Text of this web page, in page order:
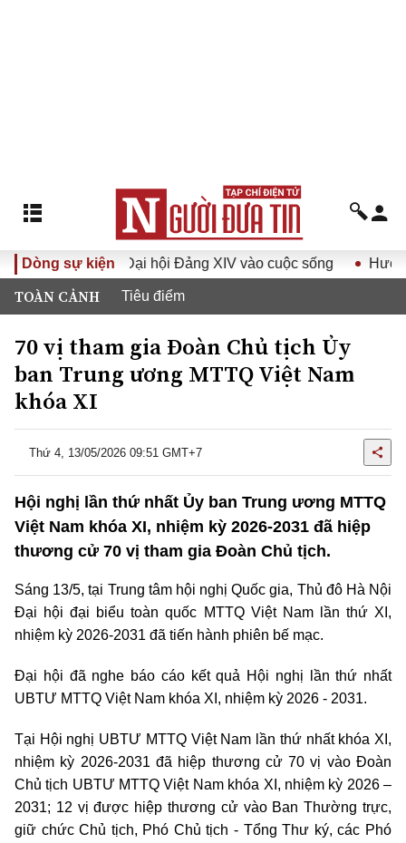
Dòng sự kiện
quyết Đại hội Đảng XIV vào cuộc sống Hướng tới Đại
TOÀN CẢNH Tiêu điểm
70 vị tham gia Đoàn Chủ tịch Ủy
ban Trung ương MTTQ Việt Nam
khóa XI
Thứ 4, 13/05/2026 09:51 GMT+7
Hội nghị lần thứ nhất Ủy ban Trung ương MTTQ
Việt Nam khóa XI, nhiệm kỳ 2026-2031 đã hiệp
thương cử 70 vị tham gia Đoàn Chủ tịch.
Sáng 13/5, tại Trung tâm hội nghị Quốc gia, Thủ đô Hà Nội
Đại hội đại biểu toàn quốc MTTQ Việt Nam lần thứ XI,
nhiệm kỳ 2026-2031 đã tiến hành phiên bế mạc.
Đại hội đã nghe báo cáo kết quả Hội nghị lần thứ nhất
UBTƯ MTTQ Việt Nam khóa XI, nhiệm kỳ 2026 - 2031.
Tại Hội nghị UBTƯ MTTQ Việt Nam lần thứ nhất khóa XI,
nhiệm kỳ 2026-2031 đã hiệp thương cử 70 vị vào Đoàn
Chủ tịch UBTƯ MTTQ Việt Nam khóa XI, nhiệm kỳ 2026 –
2031; 12 vị được hiệp thương cử vào Ban Thường trực,
giữ chức Chủ tịch, Phó Chủ tịch - Tổng Thư ký, các Phó